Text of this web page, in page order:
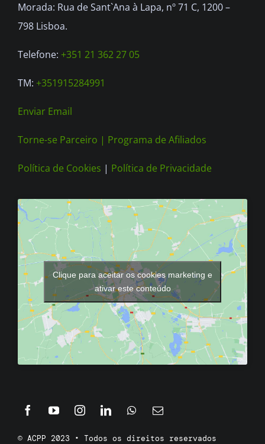
Morada: Rua de Sant`Ana à Lapa, nº 71 C, 1200 –
798 Lisboa.
Telefone: +351 21 362 27 05
TM: +351915284991
Enviar Email
Torne-se Parceiro | Programa de Afiliados
Política de Cookies | Política de Privacidade
Clique para aceitar os cookies marketing e
ativar este conteúdo
© ACPP 2023 • Todos os direitos reservados